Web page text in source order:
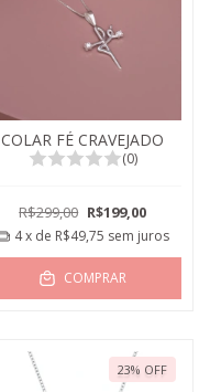
COLAR FÉ CRAVEJADO
(0)
R$299,00 R$199,00
4x de R$49,75 sem juros
COMPRAR
23% OFF